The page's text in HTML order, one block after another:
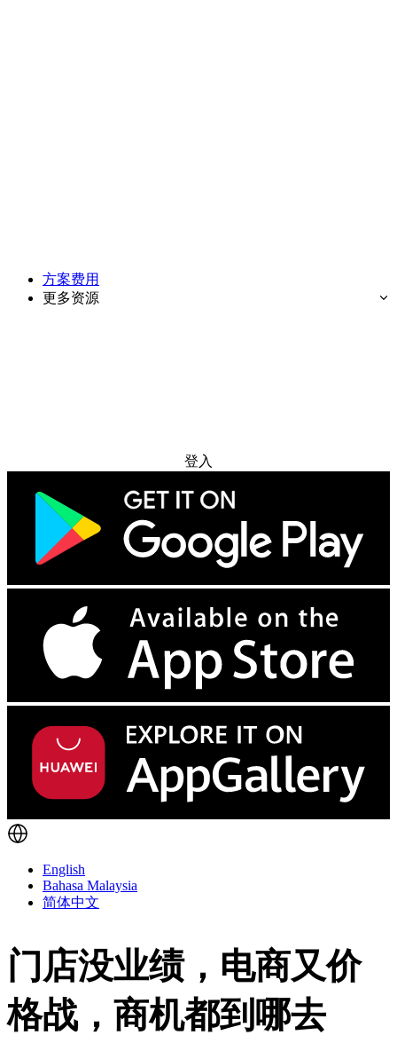
方案费用
更多资源
登入
English
Bahasa Malaysia
简体中文
门店没业绩，电商又价
格战，商机都到哪去